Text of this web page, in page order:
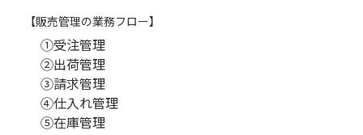
【販売管理の業務フロー】
➀受注管理
➁出荷管理
➂請求管理
④仕入れ管理
➄在庫管理